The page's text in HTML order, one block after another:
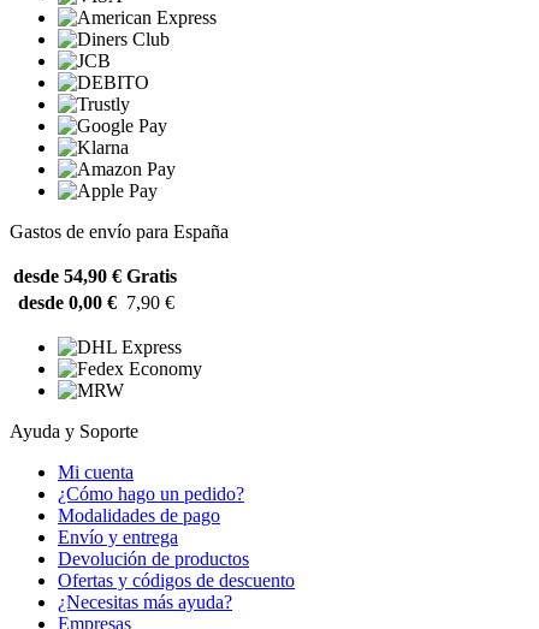
Gastos de envío para España
desde 54,90 € Gratis
desde 0,00 € 7,90 €
Ayuda y Soporte
Mi cuenta
¿Cómo hago un pedido?
Modalidades de pago
Envío y entrega
Devolución de productos
Ofertas y códigos de descuento
¿Necesitas más ayuda?
Empresas